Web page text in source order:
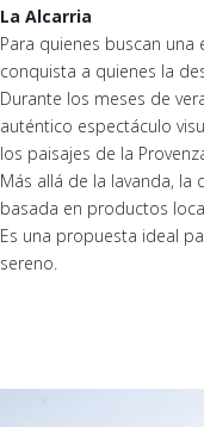
La Alcarria
Para quienes buscan
conquista a quienes la
Durante los meses de
auténtico espectáculo
los paisajes de la
Más allá de la lavanda,
basada en productos
Es una propuesta ideal
sereno.